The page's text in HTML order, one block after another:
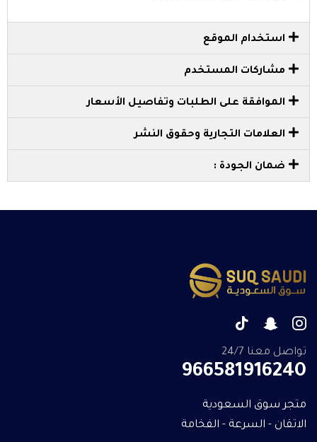
استخدام الموقع
مشاركات المستخدم
الموافقة على الطلبات وتفاصيل الأسعار
العلامات التجارية وحقوق النشر
ضمان الجودة :
تواصل معنا 24/7
966581916240
متجر سوق السعودية
الاتقان - السرعة - الفخامة